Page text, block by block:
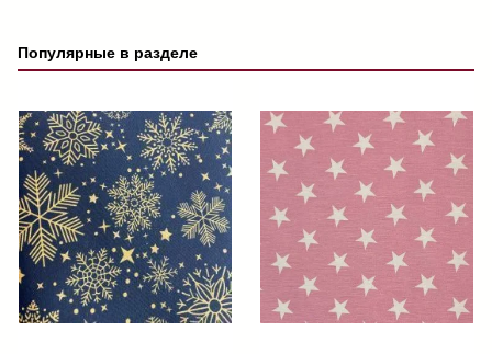
Популярные в разделе